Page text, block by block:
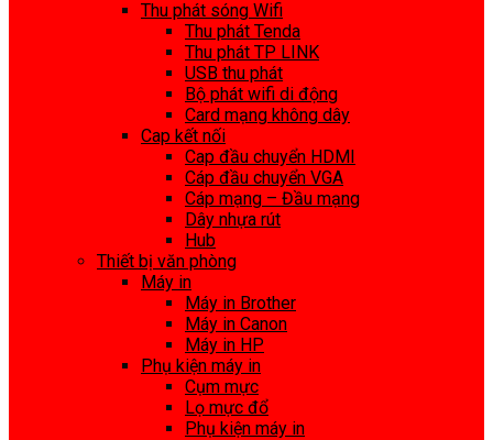
Thu phát sóng Wifi
Thu phát Tenda
Thu phát TP LINK
USB thu phát
Bộ phát wifi di động
Card mạng không dây
Cap kết nối
Cap đầu chuyển HDMI
Cáp đầu chuyển VGA
Cáp mạng – Đầu mạng
Dây nhựa rút
Hub
Thiết bị văn phòng
Máy in
Máy in Brother
Máy in Canon
Máy in HP
Phụ kiện máy in
Cụm mực
Lọ mực đổ
Phụ kiện máy in